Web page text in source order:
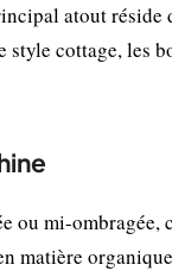
atout réside
cottage, les
mi-ombragée,
matière